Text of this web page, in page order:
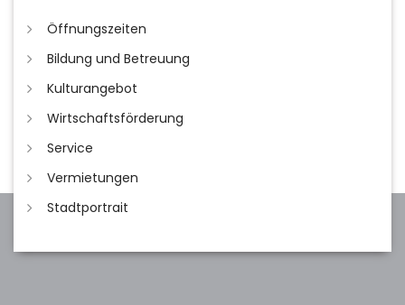
Öffnungszeiten
Bildung und Betreuung
Kulturangebot
Wirtschaftsförderung
Service
Vermietungen
Stadtportrait